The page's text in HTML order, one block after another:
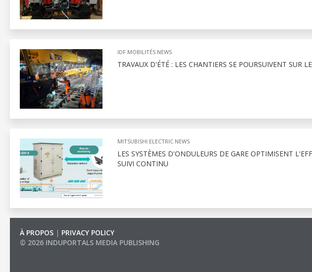
IDF MOBILITÉS NEWS
TRAVAUX D'ÉTÉ : LES CHANTIERS SE POURSUIVENT SUR
MITSUBISHI ELECTRIC NEWS
LES SYSTÈMES D'ONDULEURS DE GARE OPTIMISENT
SUIVI CONTINU
À PROPOS | PRIVACY POLICY
© 2026 INDUPORTALS MEDIA PUBLISHING